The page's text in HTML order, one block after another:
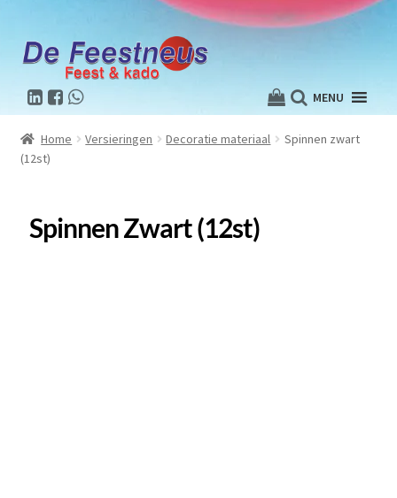
MENU
Home Versieringen Decoratie materiaal
Spinnen zwart
(12st)
Spinnen Zwart (12st)